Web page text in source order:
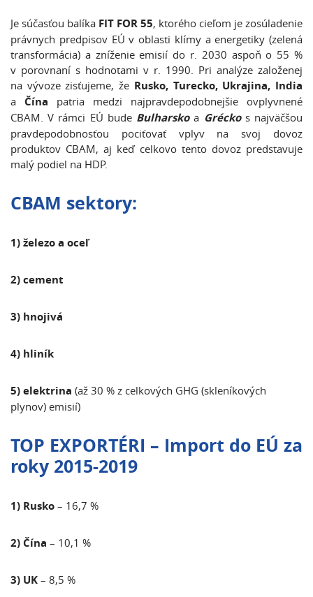
Je súčasťou balíka FIT FOR 55, ktorého cieľom je zosúladenie
právnych predpisov EÚ v oblasti klímy a energetiky (zelená
transformácia) a zníženie emisií do r. 2030 aspoň o 55 %
v porovnaní s hodnotami v r. 1990. Pri analýze založenej
na vývoze zisťujeme, že Rusko, Turecko, Ukrajina, India
a Čína patria medzi najpravdepodobnejšie ovplyvnené
CBAM. V rámci EÚ bude Bulharskoa Gréckos najväčšou
pravdepodobnosťou pociťovať vplyv na svoj dovoz
produktov CBAM, aj keď celkovo tento dovoz predstavuje
malý podiel na HDP.
CBAM sektory:
1) železo a oceľ
2) cement
3) hnojivá
4) hliník
5) elektrina (až 30 % z celkových GHG (skleníkových
plynov) emisií)
TOP EXPORTÉRI – Import do EÚ za
roky 2015-2019
1) Rusko – 16,7 %
2) Čína – 10,1 %
3) UK – 8,5 %